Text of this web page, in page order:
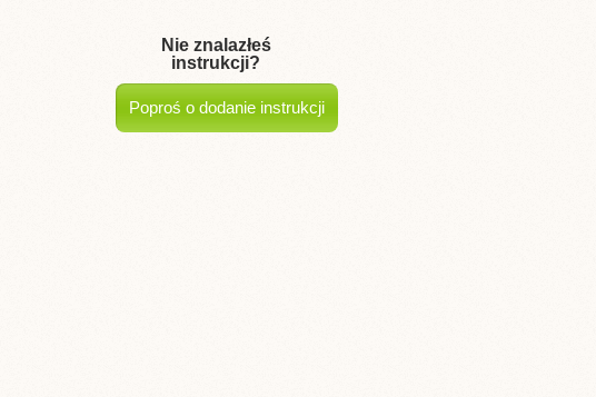
Nie znalazłeś
instrukcji?
Poproś o dodanie instrukcji